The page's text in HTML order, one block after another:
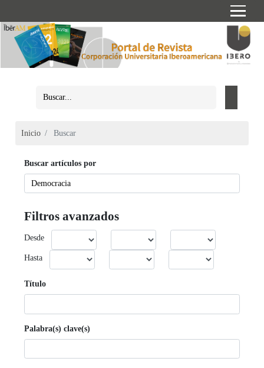
Inicio Buscar
Buscar artículos por
Filtros avanzados
Desde
Hasta
Título
Palabra(s) clave(s)